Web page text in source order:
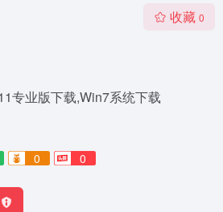
收藏 0
专业版下载,Win7系统下载
0 0